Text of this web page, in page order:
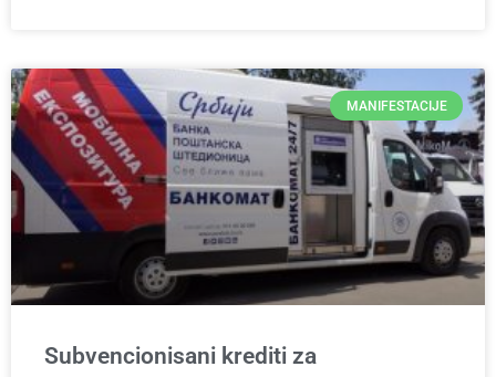
MANIFESTACIJE
Subvencionisani krediti za